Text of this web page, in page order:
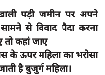
पड़ी जमीन पर अपने
से विवाद पैदा करना
तो कहां जाए
के ऊपर महिला का भरोसा
है बुजुर्ग महिला।